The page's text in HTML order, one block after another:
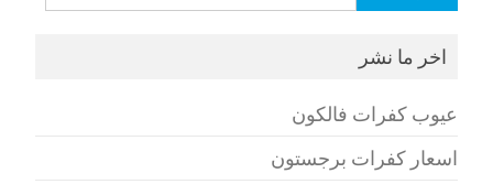
اخر ما نشر
عيوب كفرات فالكون
اسعار كفرات برجستون